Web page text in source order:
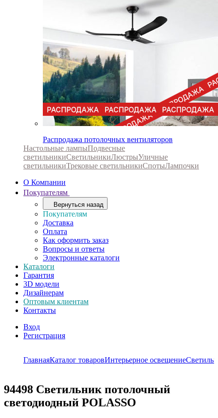
Распродажа потолочных вентиляторов
Настольные лампыПодвесные
светильникиСветильникиЛюстрыУличные
светильникиТрековые светильникиСпотыЛампочки
О Компании
Покупателям
Вернуться назад
Покупателям
Доставка
Оплата
Как оформить заказ
Вопросы и ответы
Электронные каталоги
Каталоги
Гарантия
3D модели
Дизайнерам
Оптовым клиентам
Контакты
Вход
Регистрация
ГлавнаяКаталог товаровИнтерьерное освещение
94498 Светильник потолочный
светодиодный POLASSO